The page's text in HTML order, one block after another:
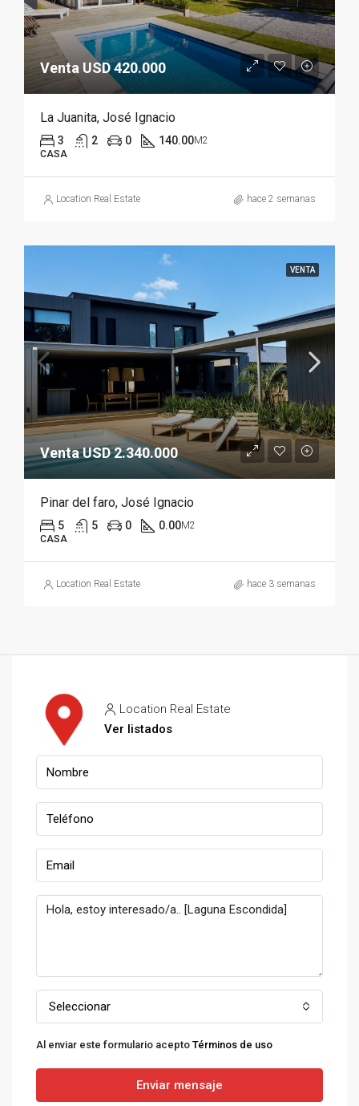
Venta USD 420.000
La Juanita, José Ignacio
3 2 0 140.00M2
CASA
Location Real Estate hace 2 semanas
VENTA
Venta USD 2.340.000
Pinar del faro, José Ignacio
5 5 0 0.00M2
CASA
Location Real Estate hace 3 semanas
Location Real Estate
Ver listados
Seleccionar
Al enviar este formulario acepto Términos de uso
Enviar mensaje